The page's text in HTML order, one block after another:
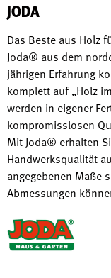
JODA
Das Beste aus Holz
Joda® aus dem
jährigen Erfahrung
komplett auf „Holz
werden in eigener
kompromisslosen
Mit Joda® erhalten
Handwerksqualität
angegebenen Maße
Abmessungen